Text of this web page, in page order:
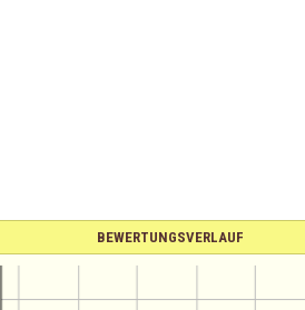
BEWERTUNGSVERLAUF